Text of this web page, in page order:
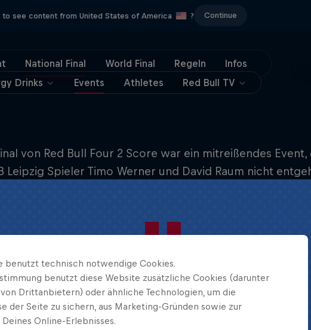
to see content from United States of America ? Continue
Drinks Events Athletes Red Bull TV
National Final World Final Regeln Infos
von Red Bull Four 2 Score war ein mitreißendes Event,
Leipzig Spieler Timo Werner und David Raum nicht
herrscht
kompetitive
benutzt technisch notwendige Cookies.
benutzt diese Website zusätzliche Cookies (darunter
Drittanbietern) oder ähnliche Technologien, um die
der Seite zu sichern, aus Marketing-Gründen sowie zur
Online-Erlebnisses.